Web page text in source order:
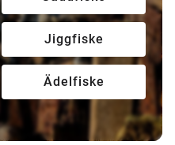
Jiggfiske
Ädelfiske